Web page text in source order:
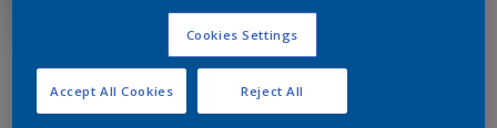
Herbol 1PLUS Fassade
FILTERS KOLLEKTION
Cookies Settings
Reject All
Accept All Cookies